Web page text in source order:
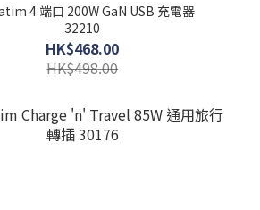
4 端口 200W GaN USB 充電器
32210
HK$468.00
HK$498.00